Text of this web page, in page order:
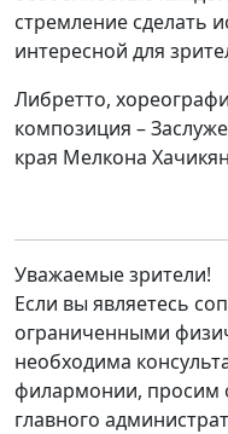
стремление сделать
интересной для
Либретто,
композиция –
края Мелкона
Уважаемые зрители!
Если вы являетесь
ограниченными
необходима
филармонии, просим
главного